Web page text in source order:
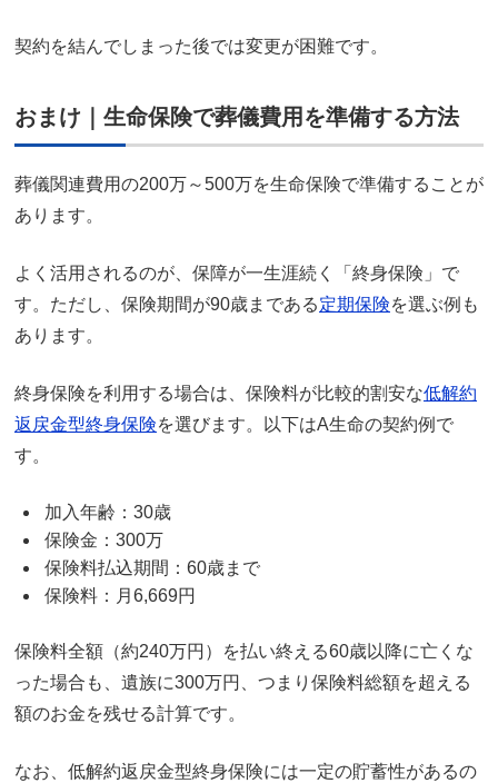
契約を結んでしまった後では変更が困難です。
おまけ｜生命保険で葬儀費用を準備する方法
葬儀関連費用の200万～500万を生命保険で準備することが
あります。
よく活用されるのが、保障が一生涯続く「終身保険」で
す。ただし、保険期間が90歳まである定期保険を選ぶ例も
あります。
終身保険を利用する場合は、保険料が比較的割安な低解約
返戻金型終身保険を選びます。以下はA生命の契約例で
す。
加入年齢：30歳
保険金：300万
保険料払込期間：60歳まで
保険料：月6,669円
保険料全額（約240万円）を払い終える60歳以降に亡くな
った場合も、遺族に300万円、つまり保険料総額を超える
額のお金を残せる計算です。
なお、低解約返戻金型終身保険には一定の貯蓄性があるの